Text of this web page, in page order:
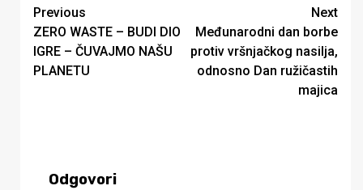
Continue
Reading
Previous
ZERO WASTE – BUDI DIO
IGRE – ČUVAJMO NAŠU
PLANETU
Next
Međunarodni dan borbe
protiv vršnjačkog nasilja,
odnosno Dan ružičastih
majica
Odgovori